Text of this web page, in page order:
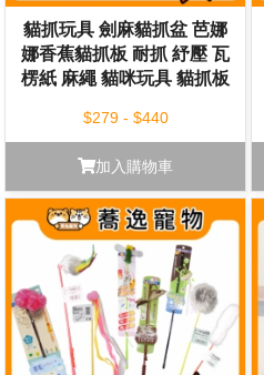
貓抓玩具 劍麻貓抓盆 芭娜
娜香蕉貓抓板 耐抓 紓壓 瓦
楞紙 麻繩 貓咪玩具 貓抓板
$279 - $440
加入購物車